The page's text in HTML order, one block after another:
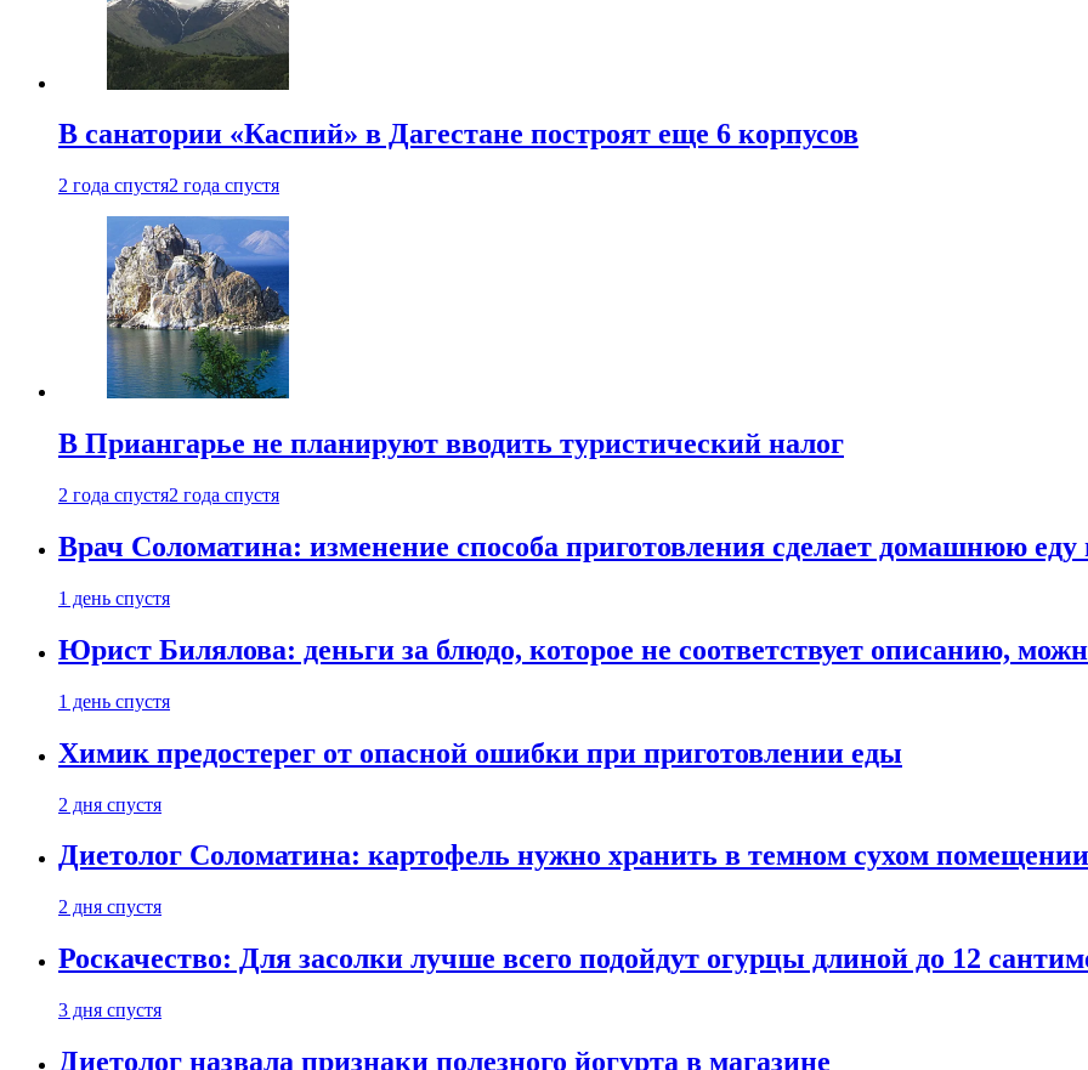
В санатории «Каспий» в Дагестане построят еще 6 корпусов
2 года спустя2 года спустя
В Приангарье не планируют вводить туристический налог
2 года спустя2 года спустя
Врач Соломатина: изменение способа приготовления сделает домашнюю еду
1 день спустя
Юрист Билялова: деньги за блюдо, которое не соответствует описанию,
1 день спустя
Химик предостерег от опасной ошибки при приготовлении еды
2 дня спустя
Диетолог Соломатина: картофель нужно хранить в темном сухом помещении
2 дня спустя
Роскачество: Для засолки лучше всего подойдут огурцы длиной до 12
3 дня спустя
Диетолог назвала признаки полезного йогурта в магазине